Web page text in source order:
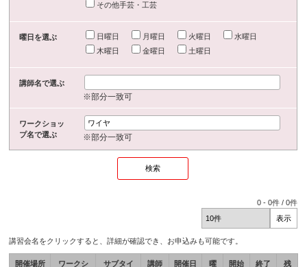
その他手芸・工芸
曜日を選ぶ 日曜日 月曜日 火曜日
水曜日
木曜日
金曜日 土曜日
講師名で選ぶ
※部分一致可
ワークショッ
プ名で選ぶ
※部分一致可
0 -0件 /0件
講習会名をクリックすると、詳細が確認でき、お申込みも可能です。
開催場所
ワークシ
サブタイ
講師
開催日
曜
開始
終了
残